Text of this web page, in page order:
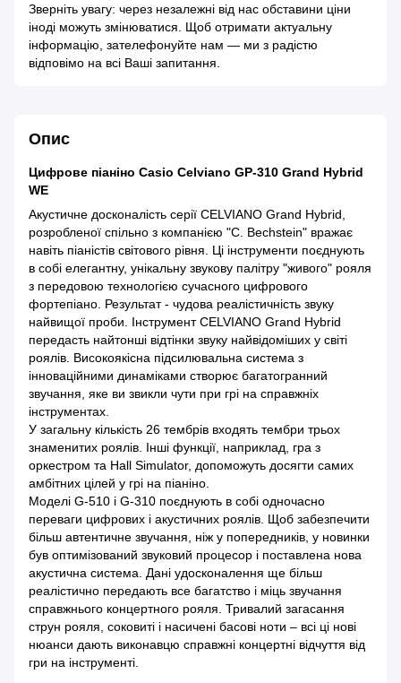
Зверніть увагу: через незалежні від нас обставини ціни
іноді можуть змінюватися. Щоб отримати актуальну
інформацію, зателефонуйте нам — ми з радістю
відповімо на всі Ваші запитання.
Опис
Цифрове піаніно Casio Celviano GP-310 Grand Hybrid
WE
Акустичне досконалість серії CELVIANO Grand Hybrid,
розробленої спільно з компанією "C. Bechstein" вражає
навіть піаністів світового рівня. Ці інструменти поєднують
в собі елегантну, унікальну звукову палітру "живого" рояля
з передовою технологією сучасного цифрового
фортепіано. Результат - чудова реалістичність звуку
найвищої проби. Інструмент CELVIANO Grand Hybrid
передасть найтонші відтінки звуку найвідоміших у світі
роялів. Високоякісна підсилювальна система з
інноваційними динаміками створює багатогранний
звучання, яке ви звикли чути при грі на справжніх
інструментах.
У загальну кількість 26 тембрів входять тембри трьох
знаменитих роялів. Інші функції, наприклад, гра з
оркестром та Hall Simulator, допоможуть досягти самих
амбітних цілей у грі на піаніно.
Моделі G-510 і G-310 поєднують в собі одночасно
переваги цифрових і акустичних роялів. Щоб забезпечити
більш автентичне звучання, ніж у попередників, у новинки
був оптимізований звуковий процесор і поставлена нова
акустична система. Дані удосконалення ще більш
реалістично передають все багатство і міць звучання
справжнього концертного рояля. Тривалий загасання
струн рояля, соковиті і насичені басові ноти – всі ці нові
нюанси дають виконавцю справжні концертні відчуття від
гри на інструменті.